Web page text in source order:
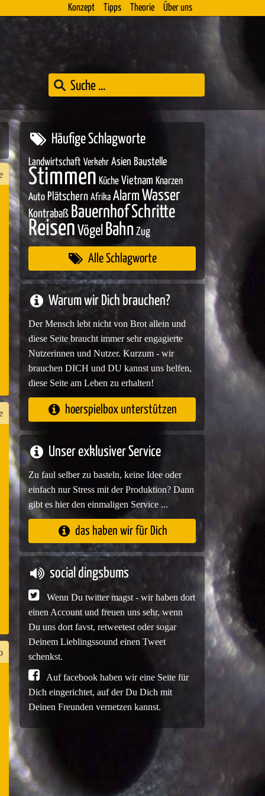
Konzept Tipps Theorie Über uns
Häufige Schlagworte
Landwirtschaft Verkehr Asien Baustelle
Stimmen Küche Vietnam Knarzen
Auto Plätschern Afrika Alarm Wasser
Kontrabaß BauernhofSchritte
Reisen Vögel Bahn Zug
Alle Schlagworte
Warum wir Dich brauchen?
Der Mensch lebt nicht von Brot allein und
diese Seite braucht immer sehr engagierte
Nutzerinnen und Nutzer. Kurzum - wir
brauchen DICH und DU kannst uns helfen,
diese Seite am Leben zu erhalten!
hoerspielbox unterstützen
Unser exklusiver Service
Zu faul selber zu basteln, keine Idee oder
einfach nur Stress mit der Produktion? Dann
gibt es hier den einmaligen Service ...
das haben wir für Dich
social dingsbums
Wenn Du twitter magst - wir haben dort
einen Account und freuen uns sehr, wenn
Du uns dort favst, retweetest oder sogar
Deinem Lieblingssound einen Tweet
schenkst.
Auf facebook haben wir eine Seite für
Dich eingerichtet, auf der Du Dich mit
Deinen Freunden vernetzen kannst.